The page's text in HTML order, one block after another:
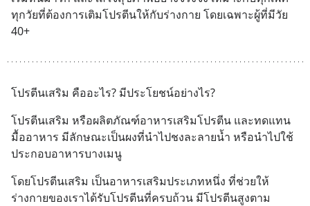
ทุกวัยที่ต้องการเติมโปรตีนให้กับร่างกาย โดยเฉพาะผู้ที่มีวัย
40+
โปรตีนเสริม คืออะไร? มีประโยชน์อย่างไร?
โปรตีนเสริม หรือผลิตภัณฑ์อาหารเสริมโปรตีน และทดแทน
มื้ออาหาร มีลักษณะเป็นผงที่นำไปชงละลายน้ำ หรือนำไปใช้
ประกอบอาหารบางเมนู
โดยโปรตีนเสริม เป็นอาหารเสริมประเภทหนึ่ง ที่ช่วยให้
ร่างกายของเราได้รับโปรตีนที่ครบถ้วน มีโปรตีนสูงตาม